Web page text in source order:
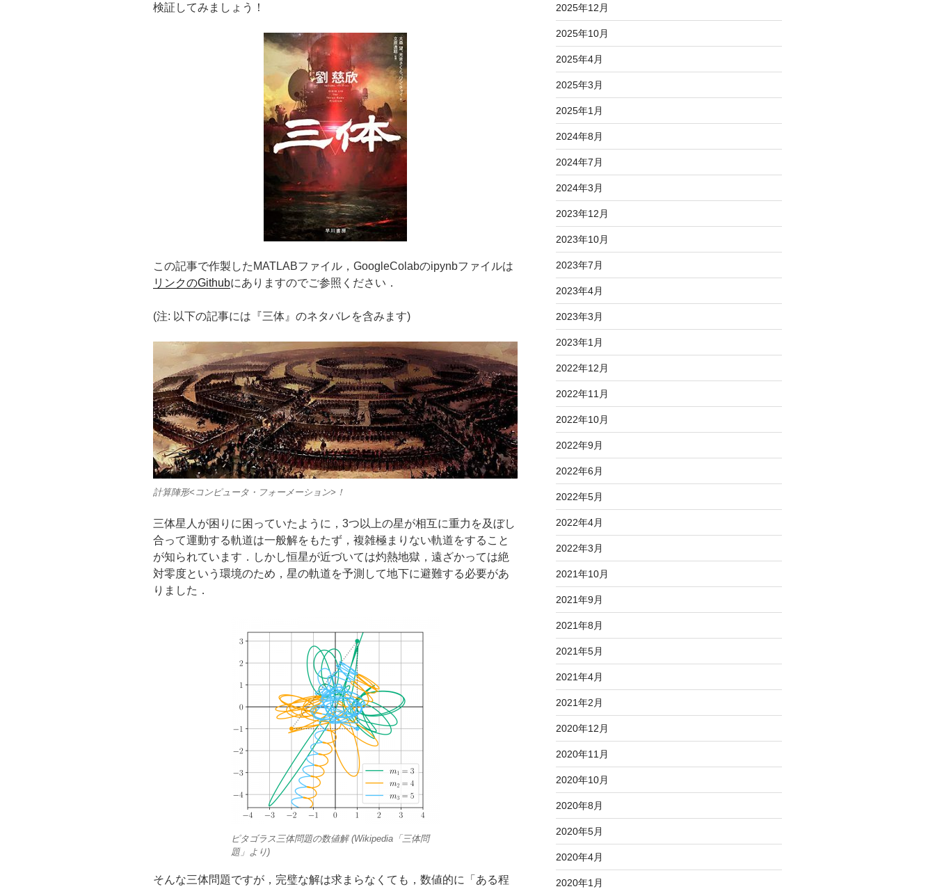
検証してみましょう！
この記事で作製したMATLABファイル，GoogleColabのipynbファイルは
リンクのGithubにありますのでご参照ください．
(注: 以下の記事には『三体』のネタバレを含みます)
計算陣形<コンピュータ・フォーメーション>！
三体星人が困りに困っていたように，3つ以上の星が相互に重力を及ぼし
合って運動する軌道は一般解をもたず，複雑極まりない軌道をすること
が知られています．しかし恒星が近づいては灼熱地獄，遠ざかっては絶
対零度という環境のため，星の軌道を予測して地下に避難する必要があ
りました．
ピタゴラス三体問題の数値解 (Wikipedia「三体問
題」より)
そんな三体問題ですが，完璧な解は求まらなくても，数値的に「ある程
2025年12月
2025年10月
2025年4月
2025年3月
2025年1月
2024年8月
2024年7月
2024年3月
2023年12月
2023年10月
2023年7月
2023年4月
2023年3月
2023年1月
2022年12月
2022年11月
2022年10月
2022年9月
2022年6月
2022年5月
2022年4月
2022年3月
2021年10月
2021年9月
2021年8月
2021年5月
2021年4月
2021年2月
2020年12月
2020年11月
2020年10月
2020年8月
2020年5月
2020年4月
2020年1月